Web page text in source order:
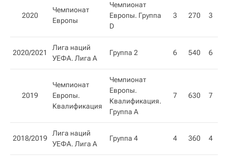
2020
Чемпионат
Европы
Чемпионат
Европы. Группа
D
3 270 3
2020/2021
Лига наций
УЕФА. Лига A
Группа 2 6 540 6
2019
Чемпионат
Европы.
Квалификация​
Чемпионат
Европы.
Квалификация.
Группа А
7 630 7
2018/2019
Лига наций
УЕФА. Лига A
Группа 4 4 360 4